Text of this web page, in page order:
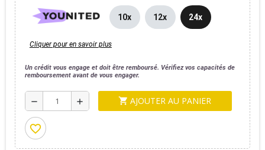
10x 12x 24x
Cliquer pour en savoir plus
Un crédit vous engage et doit être remboursé. Vérifiez vos capacités de
remboursement avant de vous engager.
remove add shopping_cart AJOUTER AU PANIER
favorite_border